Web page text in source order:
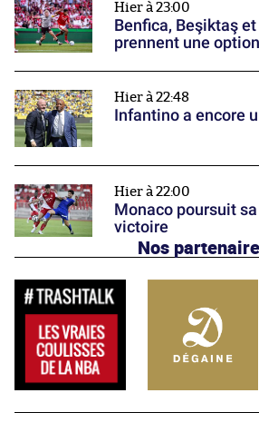
Hier à 23:00
Benfica, Beşiktaş
prennent une
Hier à 22:48
Infantino a encore
Hier à 22:00
Monaco poursuit
victoire
Nos